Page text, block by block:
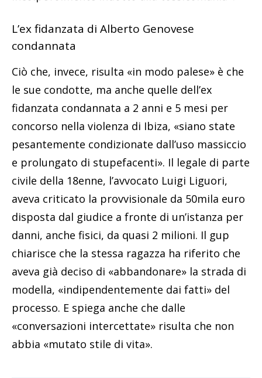
L’ex fidanzata di Alberto Genovese
condannata
Ciò che, invece, risulta «in modo palese» è che
le sue condotte, ma anche quelle dell’ex
fidanzata condannata a 2 anni e 5 mesi per
concorso nella violenza di Ibiza, «siano state
pesantemente condizionate dall’uso massiccio
e prolungato di stupefacenti». Il legale di parte
civile della 18enne, l’avvocato Luigi Liguori,
aveva criticato la provvisionale da 50mila euro
disposta dal giudice a fronte di un’istanza per
danni, anche fisici, da quasi 2 milioni. Il gup
chiarisce che la stessa ragazza ha riferito che
aveva già deciso di «abbandonare» la strada di
modella, «indipendentemente dai fatti» del
processo. E spiega anche che dalle
«conversazioni intercettate» risulta che non
abbia «mutato stile di vita».